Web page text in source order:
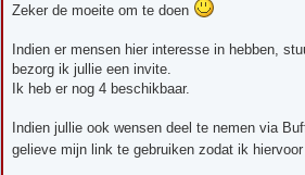
Zeker de moeite om te doen
Indien er mensen hier interesse in hebben,
bezorg ik jullie een invite.
Ik heb er nog 4 beschikbaar.
Indien jullie ook wensen deel te nemen via
gelieve mijn link te gebruiken zodat ik